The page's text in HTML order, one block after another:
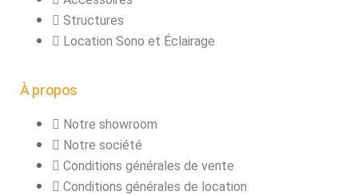
Machines à
brouillard
confetti
Machines à
étincelles froide
Machines à
fumée-geyser
Structures
Location Sono et Éclairage
À propos
Notre showroom
Notre société
Conditions générales de vente
Conditions générales de location